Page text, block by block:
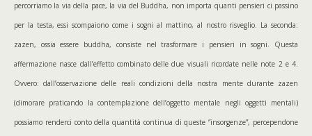
percorriamo la via della pace, la via del Buddha, non importa quanti pensieri ci passino
per la testa, essi scompaiono come i sogni al mattino, al nostro risveglio. La seconda:
zazen, ossia essere buddha, consiste nel trasformare i pensieri in sogni. Questa
affermazione nasce dall’effetto combinato delle due visuali ricordate nelle note 2 e 4.
Ovvero: dall’osservazione delle reali condizioni della nostra mente durante zazen
(dimorare praticando la contemplazione dell’oggetto mentale negli oggetti mentali)
possiamo renderci conto della quantità continua di queste “insorgenze”, percependone